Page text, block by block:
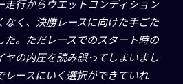
走行からウエットコンディション
なく、決勝レースに向けた手ごた
た。ただレースでのスタート時の
ヤの内圧を読み誤ってしまいまし
レースにいく選択ができていれ